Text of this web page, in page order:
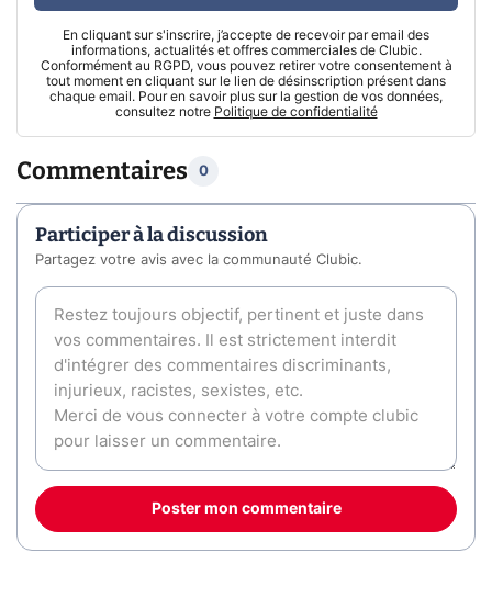
En cliquant sur s'inscrire, j’accepte de recevoir par email des
informations, actualités et offres commerciales de Clubic.
Conformément au RGPD, vous pouvez retirer votre consentement à
tout moment en cliquant sur le lien de désinscription présent dans
chaque email. Pour en savoir plus sur la gestion de vos données,
consultez notre Politique de confidentialité
Commentaires 0
Participer à la discussion
Partagez votre avis avec la communauté Clubic.
Poster mon commentaire